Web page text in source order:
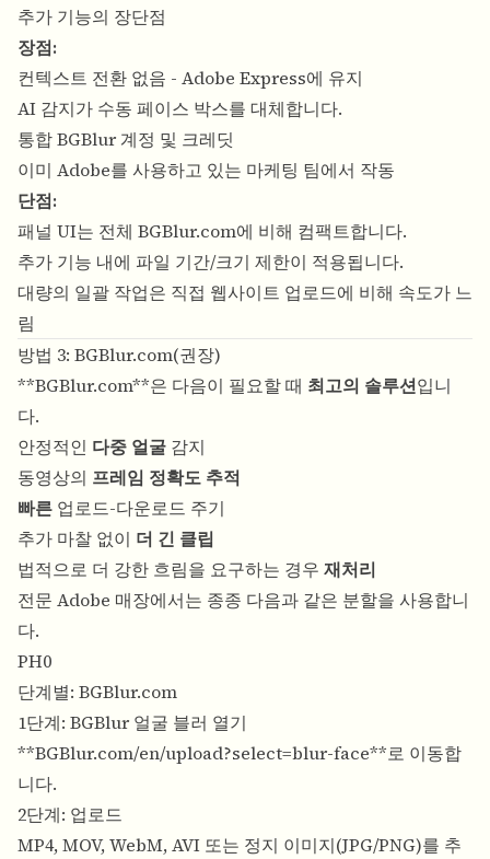
추가 기능의 장단점
장점:
컨텍스트 전환 없음 - Adobe Express에 유지
AI 감지가 수동 페이스 박스를 대체합니다.
통합 BGBlur 계정 및 크레딧
이미 Adobe를 사용하고 있는 마케팅 팀에서 작동
단점:
패널 UI는 전체 BGBlur.com에 비해 컴팩트합니다.
추가 기능 내에 파일 기간/크기 제한이 적용됩니다.
대량의 일괄 작업은 직접 웹사이트 업로드에 비해 속도가 느
림
방법 3: BGBlur.com(권장)
**BGBlur.com**은 다음이 필요할 때 최고의 솔루션입니
다.
안정적인 다중 얼굴 감지
동영상의 프레임 정확도 추적
빠른 업로드-다운로드 주기
추가 마찰 없이 더 긴 클립
법적으로 더 강한 흐림을 요구하는 경우 재처리
전문 Adobe 매장에서는 종종 다음과 같은 분할을 사용합니
다.
PH0
단계별: BGBlur.com
1단계: BGBlur 얼굴 블러 열기
**BGBlur.com/en/upload?select=blur-face**로 이동합
니다.
2단계: 업로드
MP4, MOV, WebM, AVI 또는 정지 이미지(JPG/PNG)를 추